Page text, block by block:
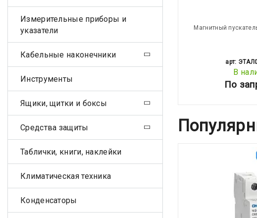
Магнитный
арт:
В
По
Измерительные приборы и
указатели
Кабельные наконечники
Инструменты
Ящики, щитки и боксы
Средства защиты
Таблички, книги, наклейки
Климатическая техника
Конденсаторы